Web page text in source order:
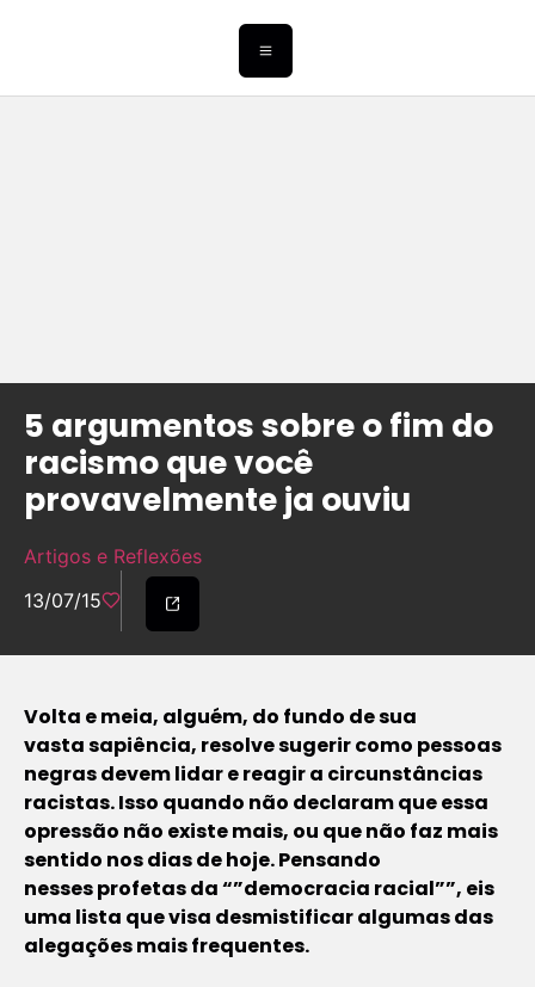
5 argumentos sobre o fim do
racismo que você
provavelmente ja ouviu
Artigos e Reflexões
13/07/15
Volta e meia, alguém, do fundo de sua
vastasapiência, resolve sugerir como pessoas
negras devem lidar e reagir a circunstâncias
racistas. Isso quando não declaram que essa
opressão não existe mais, ou que não faz mais
sentido nos dias de hoje. Pensando
nessesprofetasda “”democracia racial””, eis
uma lista que visa desmistificar algumas das
alegações mais frequentes.